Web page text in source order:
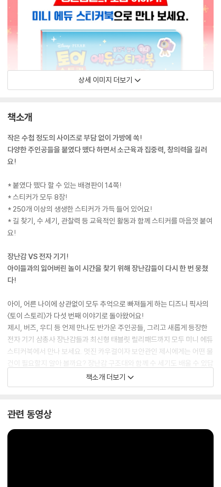
상세 이미지 더보기
책소개
작은 수첩 정도의 사이즈로 부담 없이 가방에 쏙!
다양한 주인공들을 붙였다 뗐다 하면서 소근육과 집중력, 창의력을 길러
요!
* 붙였다 뗐다 할 수 있는 배경판이 14쪽!
* 스티커가 모두 8장!
* 250개 이상의 생생한 스티커가 가득 들어 있어요!
* 길 찾기, 수 세기, 관찰력 등 교육적인 활동과 함께 스티커를 마음껏 붙여
요!
장난감 VS 전자 기기!
아이들과의 잃어버린 놀이 시간을 찾기 위해 장난감들이 다시 한 번 뭉쳤
다!
아이, 어른 나이에 상관없이 모두 추억으로 빠져들게 하는 디즈니 픽사의
〈토이 스토리〉가 다섯 번째 이야기로 돌아왔어요!
제시, 버즈, 우디 등 언제 만나도 반가운 주인공들, 그리고 새롭게 등장한
전자 기기 삼총사 장난감들과 최신형 태블릿 릴리패드까지 모두 미니 에듀
스티커북에서 만나 보세요. 멋진 카우걸이자 보안관인 제시에게는 어떤 물
건이 필요할지 알아 볼까요? 장난감 구조대와 함께 수 세기도 배울 수 있답
니다. 이 밖에도 다양한 장난감들의 특징을 쏙쏙 살린 재미있는 스티커 활
동이 가득해요!
책소개 더보기
관련 동영상